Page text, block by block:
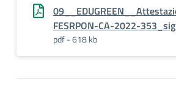
FESRPON-CA-2022-
pdf - 618 kb